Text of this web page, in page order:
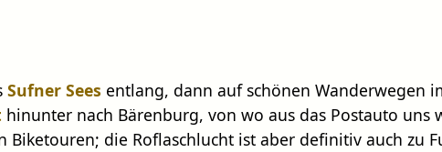
Sufner Sees entlang, dann auf schönen Wanderwegen
hinunter nach Bärenburg, von wo aus das Postauto uns
die Roflaschlucht ist aber definitiv auch zu